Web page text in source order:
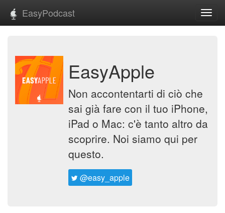
EasyPodcast
EasyApple
Non accontentarti di ciò che
sai già fare con il tuo iPhone,
iPad o Mac: c'è tanto altro da
scoprire. Noi siamo qui per
questo.
@easy_apple